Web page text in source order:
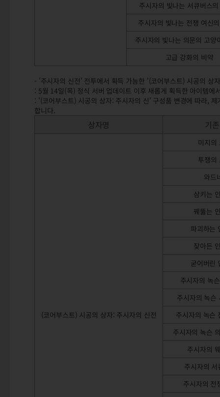
주시자의 빛나는 서큐버스
주시자의 빛나는 전쟁 여신
주시자의 빛나는 의문의 고양
고급 강화의 비약
- '주시자의 신전' 전투에서 획득 가능한 '(코어부스트) 시공의 상
: 5월 14일(목) 정식 서버 업데이트 이후 새롭게 획득한 아이템에
: '(코어부스트) 시공의 상자: 주시자의 신' 구성품 변경에 따라,
합니다.
상자명 기
(코어부스트) 시공의 상자: 주시자의 신전
미지의
투쟁의
와드
삼키는
꿰뚫는
파괴하는
잦아든
굳어버린
주시자의 녹
주시자의 녹슨
주시자의 녹슨
주시자의 녹슨
주시자의
주시자의
주시자의 전